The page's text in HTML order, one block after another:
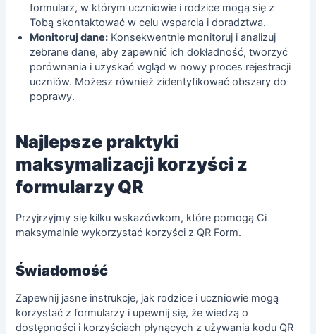
formularz, w którym uczniowie i rodzice mogą się z
Tobą skontaktować w celu wsparcia i doradztwa.
Monitoruj dane: Konsekwentnie monitoruj i analizuj
zebrane dane, aby zapewnić ich dokładność, tworzyć
porównania i uzyskać wgląd w nowy proces rejestracji
uczniów. Możesz również zidentyfikować obszary do
poprawy.
Najlepsze praktyki
maksymalizacji korzyści z
formularzy QR
Przyjrzyjmy się kilku wskazówkom, które pomogą Ci
maksymalnie wykorzystać korzyści z QR Form.
Świadomość
Zapewnij jasne instrukcje, jak rodzice i uczniowie mogą
korzystać z formularzy i upewnij się, że wiedzą o
dostępności i korzyściach płynących z używania kodu QR